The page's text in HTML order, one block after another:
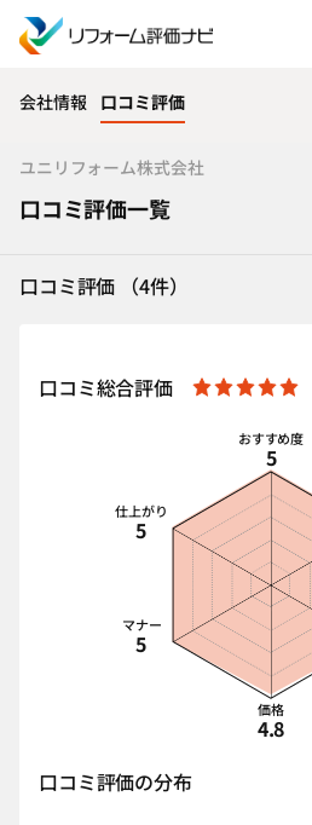
会社情報 口コミ評価
ユニリフォーム株式会社
口コミ評価一覧
口コミ評価 （4件）
口コミ総合評価
おすすめ度
5
価格
4.8
マナー
5
仕上がり
5
口コミ評価の分布